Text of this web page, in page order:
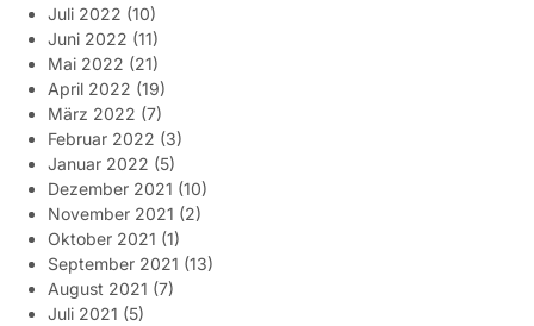
Juli 2022 (10)
Juni 2022 (11)
Mai 2022 (21)
April 2022 (19)
März 2022 (7)
Februar 2022 (3)
Januar 2022 (5)
Dezember 2021 (10)
November 2021 (2)
Oktober 2021 (1)
September 2021 (13)
August 2021 (7)
Juli 2021 (5)